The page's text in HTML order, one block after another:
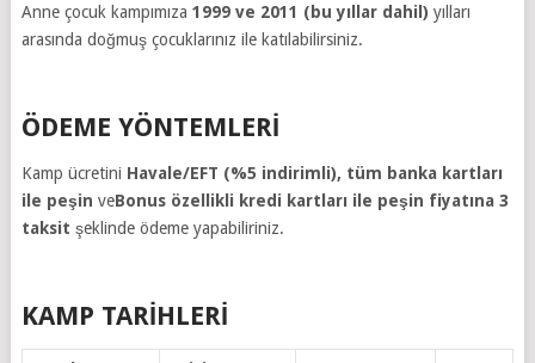
Anne çocuk kampımıza 1999 ve 2011 (bu yıllar dahil) yılları
arasında doğmuş çocuklarınız ile katılabilirsiniz.
ÖDEME YÖNTEMLERI
Kamp ücretini Havale/EFT (%5 indirimli), tüm banka kartları
ile peşin veBonus özellikli kredi kartları ile peşin fiyatına 3
taksit şeklinde ödeme yapabiliriniz.
KAMP TARIHLERI